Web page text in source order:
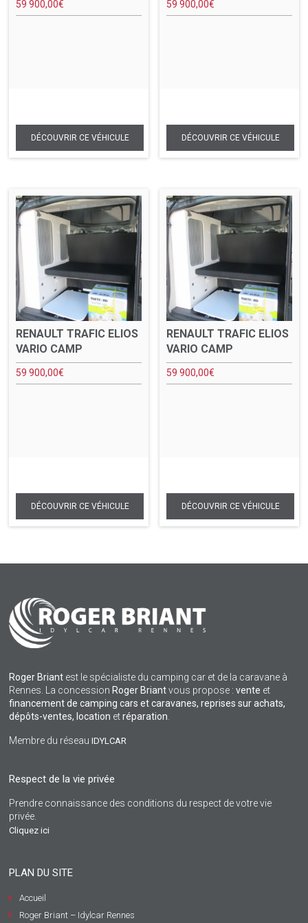
59 900,00€ 59 900,00€
RENAULT TRAFIC ELIOS
VARIO CAMP
59 900,00€
RENAULT TRAFIC ELIOS
VARIO CAMP
59 900,00€
Roger Briant est le spécialiste du camping car et de la caravane à
Rennes. La concession Roger Briantvous propose : vente et
financement de camping cars et caravanes, reprises sur achats,
dépôts-ventes, location etréparation.
Membre du réseauIDYLCAR
Respect de la vie privée
Prendre connaissance des conditions du respect de votre vie
privée.
Cliquez ici
PLAN DU SITE
Accueil
Roger Briant – Idylcar Rennes